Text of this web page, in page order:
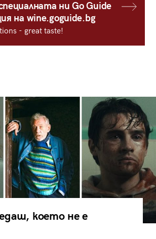
ни Go Guide
на wine.goguide.bg
- great taste!
което не е